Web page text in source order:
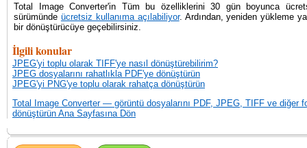
Total Image Converter'in Tüm bu özelliklerini 30 gün boyunca
sürümünde ücretsiz kullanıma açılabiliyor. Ardından, yeniden yükleme
bir dönüştürücüye geçebilirsiniz.
İlgili konular
JPEG'yi toplu olarak TIFF'ye nasıl dönüştürebilirim?
JPEG dosyalarını rahatlıkla PDF'ye dönüştürün
JPEG'yi PNG'ye toplu olarak rahatça dönüştürün
Total Image Converter — görüntü dosyalarını PDF, JPEG, TIFF ve diğer
dönüştürün Ana Sayfasına Dön